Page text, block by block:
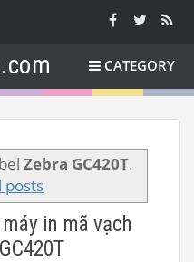
CATEGORY
Zebra GC420T.
posts
in mã vạch